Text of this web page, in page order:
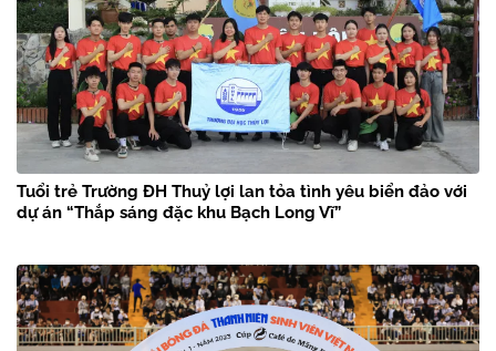
Tuổi trẻ Trường ĐH Thuỷ lợi lan tỏa tình yêu biển đảo với
dự án “Thắp sáng đặc khu Bạch Long Vĩ”